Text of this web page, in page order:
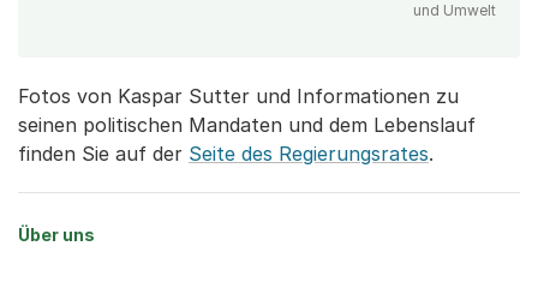
und Umwelt
Fotos von Kaspar Sutter und Informationen zu
seinen politischen Mandaten und dem Lebenslauf
finden Sie auf der Seite des Regierungsrates.
Über uns